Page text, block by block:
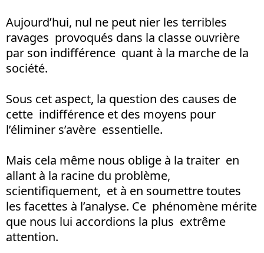
Aujourd’hui, nul ne peut nier les terribles
ravages provoqués dans la classe ouvrière
par son indifférence quant à la marche de la
société.
Sous cet aspect, la question des causes de
cette indifférence et des moyens pour
l’éliminer s’avère essentielle.
Mais cela même nous oblige à la traiter en
allant à la racine du problème,
scientifiquement, et à en soumettre toutes
les facettes à l’analyse. Ce phénomène mérite
que nous lui accordions la plus extrême
attention.